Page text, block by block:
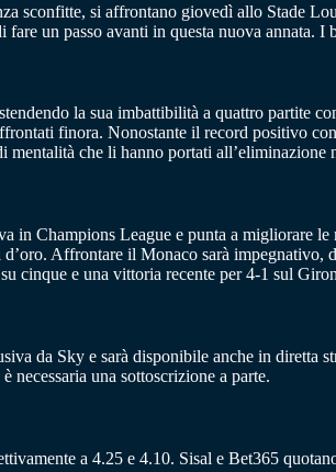
sconfitte, si affrontano giovedì allo Stade
un passo avanti in questa nuova annata. I
la sua imbattibilità a quattro partite
finora. Nonostante il record positivo
che li hanno portati all’eliminazione
in Champions League e punta a migliorare
Affrontare il Monaco sarà
cinque e una vittoria recente per 4-1 sul
da Sky e sarà disponibile anche in diretta
una sottoscrizione a parte.
a 4.25 e 4.10. Sisal e Bet365